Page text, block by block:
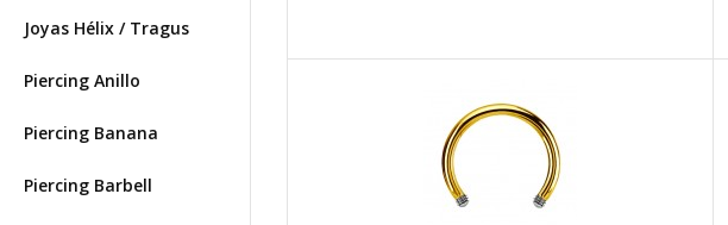
Joyas Hélix / Tragus
Piercing Anillo
Piercing Banana
Piercing Barbell